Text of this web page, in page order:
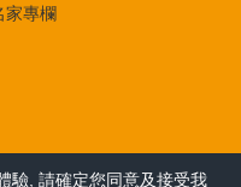
驗, 請確定您同意及接受我
家專欄